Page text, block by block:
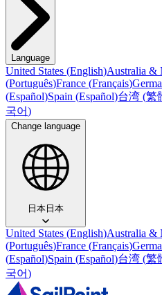
Language
United States (English)Australia &
(Português)France (Français)
(Español)Spain (Español)台湾 (繁
국어)
Change language
日本日本
United States (English)Australia &
(Português)France (Français)
(Español)Spain (Español)台湾 (繁
국어)